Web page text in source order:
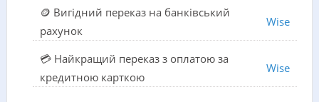
🪙 Вигідний переказ на банківський
рахунок
Wise
💳 Найкращий переказ з оплатою за
кредитною карткою
Wise